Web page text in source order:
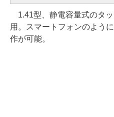
1.41型、静電容量式のタ
用。スマートフォンのよう
作が可能。